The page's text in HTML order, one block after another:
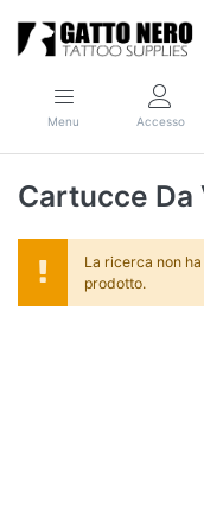
Menu Accesso
Cartucce Da
La ricerca non
prodotto.